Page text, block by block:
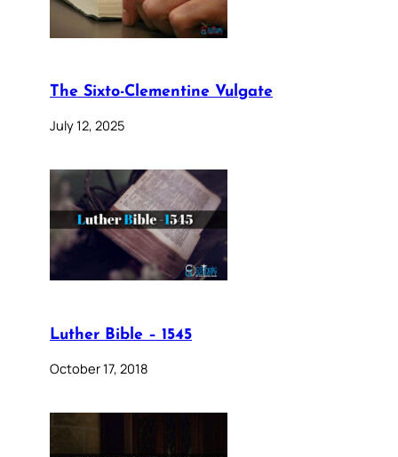
The Sixto-Clementine Vulgate
July 12, 2025
Luther Bible – 1545
October 17, 2018